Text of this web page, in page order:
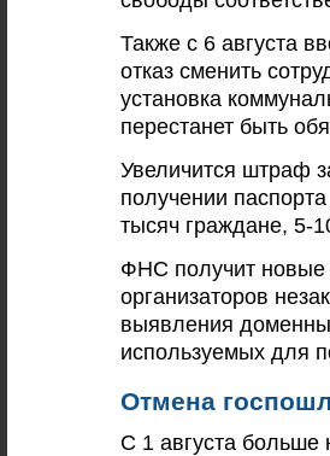
Также с 6 августа
отказ сменить
установка
перестанет быть
Увеличится штраф
получении
тысяч граждане, 5-
ФНС получит
организаторов
выявления
используемых для
Отмена
С 1 августа больше